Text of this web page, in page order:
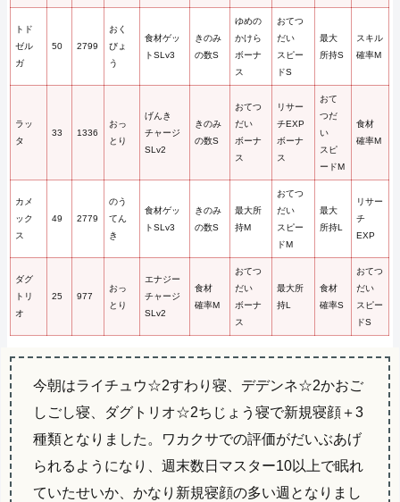
トド
ゼル
ガ
50 2799
おく
びょ
う
食材ゲッ
トSLv3
きのみ
の数S
ゆめの
かけら
ボーナ
ス
おてつ
だい
スピー
ドS
最大
所持S
スキル
確率M
ラッ
タ
33 1336
おっ
とり
げんき
チャージ
SLv2
きのみ
の数S
おてつ
だい
ボーナ
ス
リサー
チEXP
ボーナ
ス
おて
つだ
い
スピ
ードM
食材
確率M
カメ
ック
ス
49 2779
のう
てん
き
食材ゲッ
トSLv3
きのみ
の数S
最大所
持M
おてつ
だい
スピー
ドM
最大
所持L
リサー
チ
EXP
ダグ
トリ
オ
25 977
おっ
とり
エナジー
チャージ
SLv2
食材
確率M
おてつ
だい
ボーナ
ス
最大所
持L
食材
確率S
おてつ
だい
スピー
ドS
今朝はライチュウ☆2すわり寝、デデンネ☆2かおご
しごし寝、ダグトリオ☆2ちじょう寝で新規寝顔＋3
種類となりました。ワカクサでの評価がだいぶあげ
られるようになり、週末数日マスター10以上で眠れ
ていたせいか、かなり新規寝顔の多い週となりまし